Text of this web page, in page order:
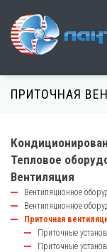
основному
ПРИТОЧНАЯ
catalog-
left-
block
Тепловое
Вентиляция
Вентиляционное
Вентиляционное
Приточная
Приточные
Приточные